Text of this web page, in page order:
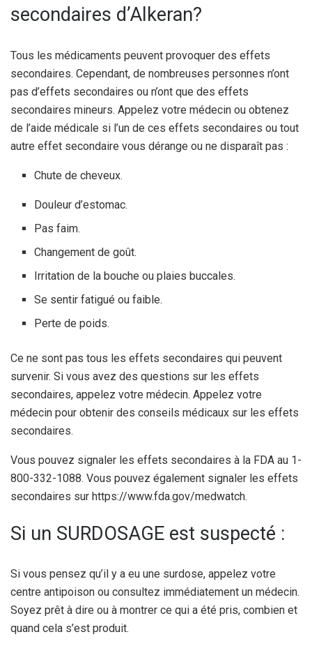
secondaires d’Alkeran?
Tous les médicaments peuvent provoquer des effets
secondaires. Cependant, de nombreuses personnes n’ont
pas d’effets secondaires ou n’ont que des effets
secondaires mineurs. Appelez votre médecin ou obtenez
de l’aide médicale si l’un de ces effets secondaires ou tout
autre effet secondaire vous dérange ou ne disparaît pas :
Chute de cheveux.
Douleur d’estomac.
Pas faim.
Changement de goût.
Irritation de la bouche ou plaies buccales.
Se sentir fatigué ou faible.
Perte de poids.
Ce ne sont pas tous les effets secondaires qui peuvent
survenir. Si vous avez des questions sur les effets
secondaires, appelez votre médecin. Appelez votre
médecin pour obtenir des conseils médicaux sur les effets
secondaires.
Vous pouvez signaler les effets secondaires à la FDA au 1-
800-332-1088. Vous pouvez également signaler les effets
secondaires sur https://www.fda.gov/medwatch.
Si un SURDOSAGE est suspecté :
Si vous pensez qu’il y a eu une surdose, appelez votre
centre antipoison ou consultez immédiatement un médecin.
Soyez prêt à dire ou à montrer ce qui a été pris, combien et
quand cela s’est produit.